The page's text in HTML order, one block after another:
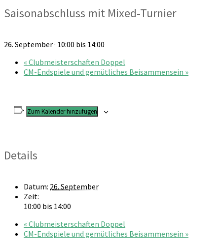
Saisonabschluss mit Mixed-Turnier
26. September · 10:00 bis 14:00
« Clubmeisterschaften Doppel
CM-Endspiele und gemütliches Beisammensein »
Zum Kalender hinzufügen
Details
Datum: 26. September
Zeit:
10:00 bis 14:00
« Clubmeisterschaften Doppel
CM-Endspiele und gemütliches Beisammensein »